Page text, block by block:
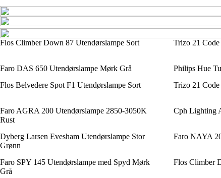
Flos Climber Down 87 Utendørslampe Sort Trizo 21
Faro DAS 650 Utendørslampe Mørk Grå
Philips Hue
Flos Belvedere Spot F1 Utendørslampe Sort
Trizo 21
Faro AGRA 200 Utendørslampe 2850-3050K
Rust
Cph Lighting
Dyberg Larsen Evesham Utendørslampe Stor
Grønn
Faro NAYA
Faro SPY 145 Utendørslampe med Spyd Mørk
Grå
Flos Climber